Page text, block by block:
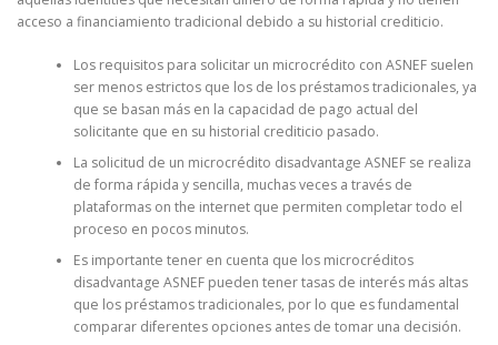
acceso a financiamiento tradicional debido a su historial crediticio.
Los requisitos para solicitar un microcrédito con ASNEF suelen
ser menos estrictos que los de los préstamos tradicionales, ya
que se basan más en la capacidad de pago actual del
solicitante que en su historial crediticio pasado.
La solicitud de un microcrédito disadvantage ASNEF se realiza
de forma rápida y sencilla, muchas veces a través de
plataformas on the internet que permiten completar todo el
proceso en pocos minutos.
Es importante tener en cuenta que los microcréditos
disadvantage ASNEF pueden tener tasas de interés más altas
que los préstamos tradicionales, por lo que es fundamental
comparar diferentes opciones antes de tomar una decisión.